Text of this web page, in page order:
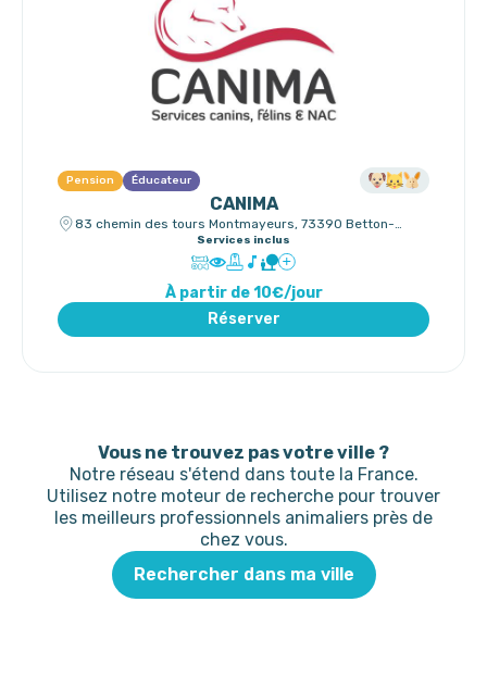
Pension Éducateur
CANIMA
83 chemin des tours Montmayeurs, 73390 Betton-
Services inclus
À partir de 10€/jour
Réserver
Vous ne trouvez pas votre ville ?
Notre réseau s'étend dans toute la France.
Utilisez notre moteur de recherche pour trouver
les meilleurs professionnels animaliers près de
chez vous.
Rechercher dans ma ville